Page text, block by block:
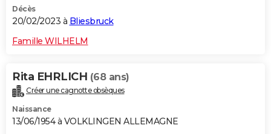
Décès
20/02/2023 à Bliesbruck
Famille WILHELM
Rita EHRLICH (68 ans)
Créer une cagnotte obsèques
Naissance
13/06/1954 à VOLKLINGEN ALLEMAGNE